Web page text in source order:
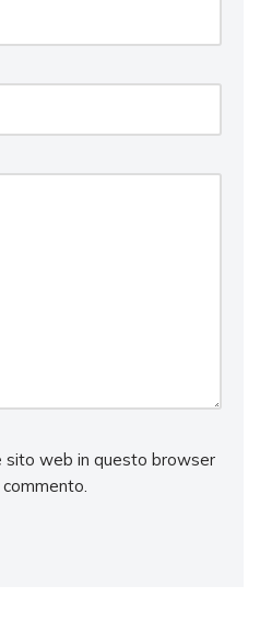
sito web in questo browser